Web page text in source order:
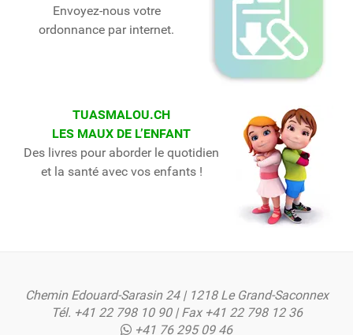
Envoyez-nous votre
ordonnance par internet.
TUASMALOU.CH
LES MAUX DE L’ENFANT
Des livres pour aborder le quotidien
et la santé avec vos enfants !
Chemin Edouard-Sarasin 24 | 1218 Le Grand-Saconnex
Tél. +41 22 798 10 90| Fax +41 22 798 12 36
+41 76 295 09 46